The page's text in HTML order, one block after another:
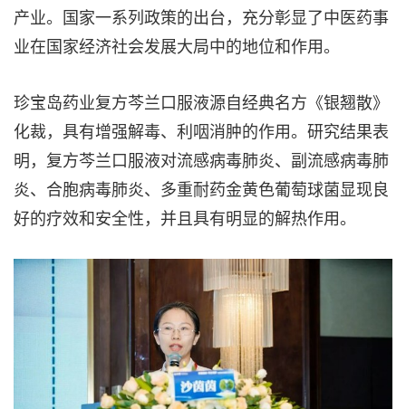
产业。国家一系列政策的出台，充分彰显了中医药事
业在国家经济社会发展大局中的地位和作用。
珍宝岛药业复方芩兰口服液源自经典名方《银翘散》
化裁，具有增强解毒、利咽消肿的作用。研究结果表
明，复方芩兰口服液对流感病毒肺炎、副流感病毒肺
炎、合胞病毒肺炎、多重耐药金黄色葡萄球菌显现良
好的疗效和安全性，并且具有明显的解热作用。